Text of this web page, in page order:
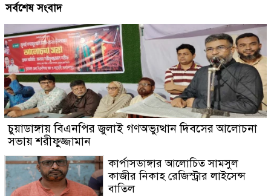
সর্বশেষ সংবাদ
চুয়াডাঙ্গায় বিএনপির জুলাই গণঅভ্যুত্থান দিবসের আলোচনা
সভায় শরীফুজ্জামান
কার্পাসডাঙ্গার আলোচিত সামসুল
কাজীর নিকাহ রেজিস্ট্রার লাইসেন্স
বাতিল